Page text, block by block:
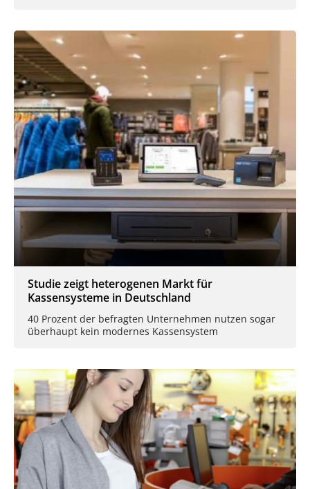
Studie zeigt heterogenen Markt für
Kassensysteme in Deutschland
40 Prozent der befragten Unternehmen nutzen sogar
überhaupt kein modernes Kassensystem